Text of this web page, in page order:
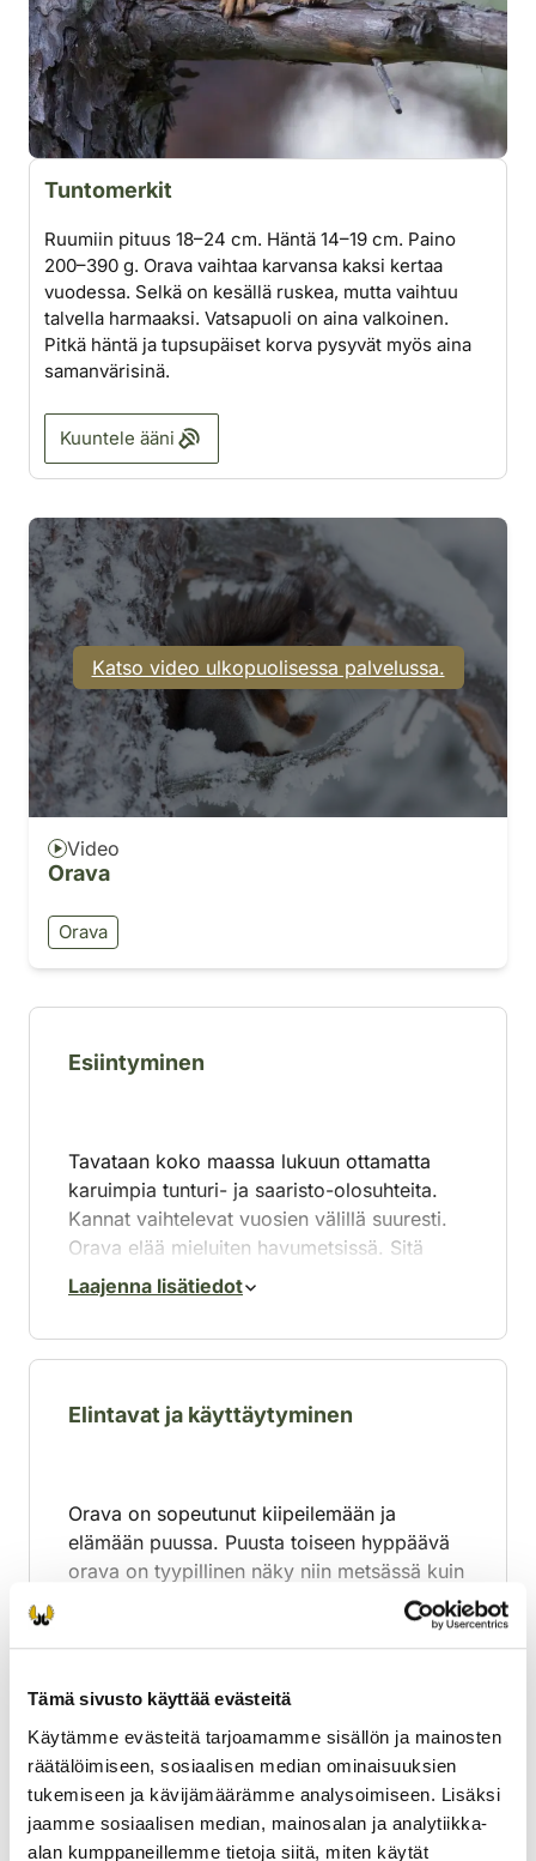
Tämä sivusto käyttää evästeitä
Käytämme evästeitä tarjoamamme sisällön ja mainosten
räätälöimiseen, sosiaalisen median ominaisuuksien
tukemiseen ja kävijämäärämme analysoimiseen. Lisäksi
jaamme sosiaalisen median, mainosalan ja analytiikka-
alan kumppaneillemme tietoja siitä, miten käytät
Tuntomerkit
Ruumiin pituus 18–24 cm. Häntä 14–19 cm. Paino
200–390 g. Orava vaihtaa karvansa kaksi kertaa
vuodessa. Selkä on kesällä ruskea, mutta vaihtuu
talvella harmaaksi. Vatsapuoli on aina valkoinen.
Pitkä häntä ja tupsupäiset korva pysyvät myös aina
samanvärisinä.
Kuuntele ääni
Katso video ulkopuolisessa palvelussa.
Video
Orava
Orava
Esiintyminen
Tavataan koko maassa lukuun ottamatta
karuimpia tunturi- ja saaristo-olosuhteita.
Kannat vaihtelevat vuosien välillä suuresti.
Orava elää mieluiten havumetsissä. Sitä
tavataan yleisesti myös puistoissa ja
puutarhoissa ihmisasutuksen läheisyydessä.
Laajenna lisätiedot
Elintavat ja käyttäytyminen
Orava on sopeutunut kiipeilemään ja
elämään puussa. Puusta toiseen hyppäävä
orava on tyypillinen näky niin metsässä kuin
kaupungissakin. Orava liikkuu päivisin, ja
yöksi se hakeutuu puuhun rakentamansa,
Ravinto